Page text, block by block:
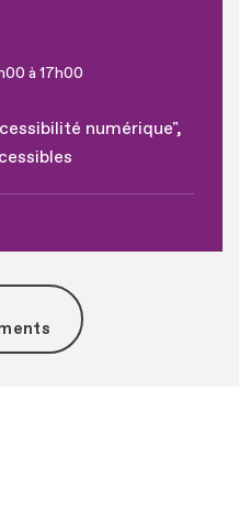
à 17h00
numérique",